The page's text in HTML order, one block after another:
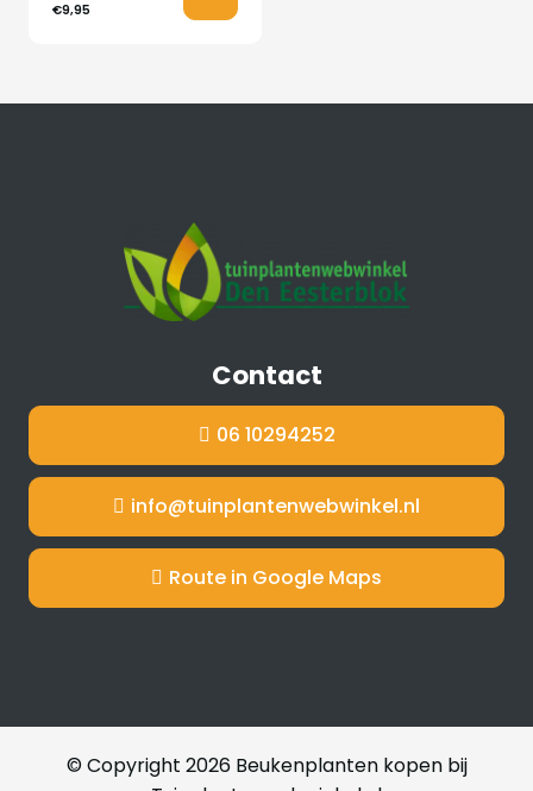
€9,95
Contact
06 10294252
info@tuinplantenwebwinkel.nl
Route in Google Maps
© Copyright 2026 Beukenplanten kopen bij